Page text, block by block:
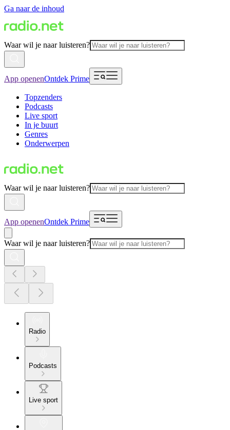
Ga naar de inhoud
Waar wil je naar luisteren?
App openenOntdek Prime
Topzenders
Podcasts
Live sport
In je buurt
Genres
Onderwerpen
Waar wil je naar luisteren?
App openenOntdek Prime
Waar wil je naar luisteren?
Radio
Podcasts
Live sport